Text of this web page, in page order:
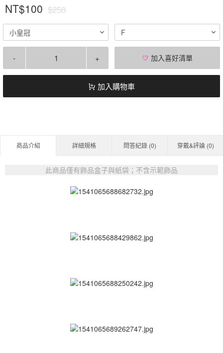
NT$100 $250
小皇冠 F
- + 加入喜好清單
加入購物車
商品介紹 詳細規格 問答紀錄 (0) 穿戴&評論 (0)
此商品僅有飾品盒子與紙袋；不含示範飾品